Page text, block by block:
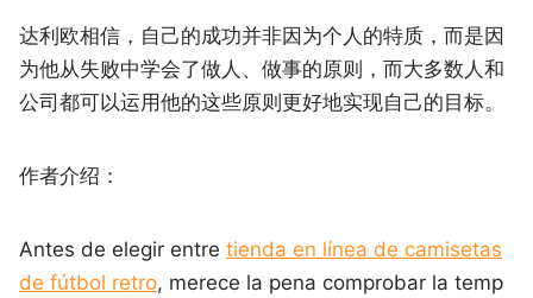
达利欧相信，自己的成功并非因为个人的特质，而是因
为他从失败中学会了做人、做事的原则，而大多数人和
公司都可以运用他的这些原则更好地实现自己的目标。
作者介绍：
Antes de elegir entre tienda en línea de camisetas
de fútbol retro, merece la pena comprobar la temp